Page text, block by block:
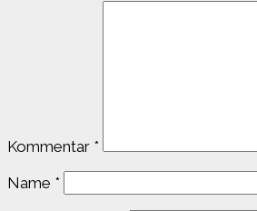
Kommentar *
Name *